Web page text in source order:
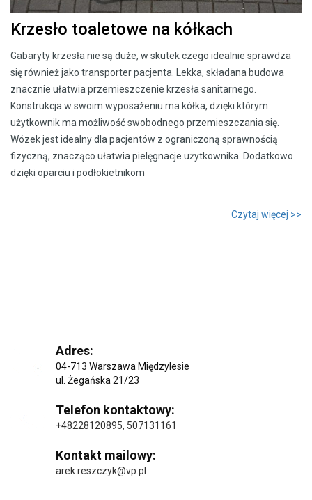
Krzesło toaletowe na kółkach
Gabaryty krzesła nie są duże, w skutek czego idealnie sprawdza
się również jako transporter pacjenta. Lekka, składana budowa
znacznie ułatwia przemieszczenie krzesła sanitarnego.
Konstrukcja w swoim wyposażeniu ma kółka, dzięki którym
użytkownik ma możliwość swobodnego przemieszczania się.
Wózek jest idealny dla pacjentów z ograniczoną sprawnością
fizyczną, znacząco ułatwia pielęgnacje użytkownika. Dodatkowo
dzięki oparciu i podłokietnikom
Czytaj więcej >>
Adres:
04-713 Warszawa Międzylesie
ul. Żegańska 21/23
Telefon kontaktowy:
+48228120895, 507131161
Kontakt mailowy:
arek.reszczyk@vp.pl